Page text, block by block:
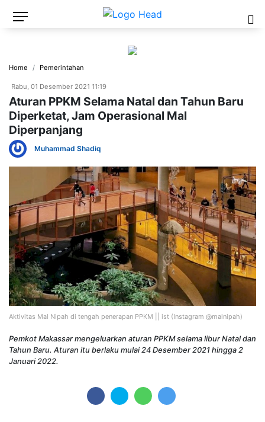
Home Pemerintahan
Rabu, 01 Desember 2021 11:19
Aturan PPKM Selama Natal dan Tahun Baru
Diperketat, Jam Operasional Mal
Diperpanjang
Muhammad Shadiq
Aktivitas Mal Nipah di tengah penerapan PPKM || ist (Instagram @malnipah)
Pemkot Makassar mengeluarkan aturan PPKM selama libur Natal dan
Tahun Baru. Aturan itu berlaku mulai 24 Desember 2021 hingga 2
Januari 2022.